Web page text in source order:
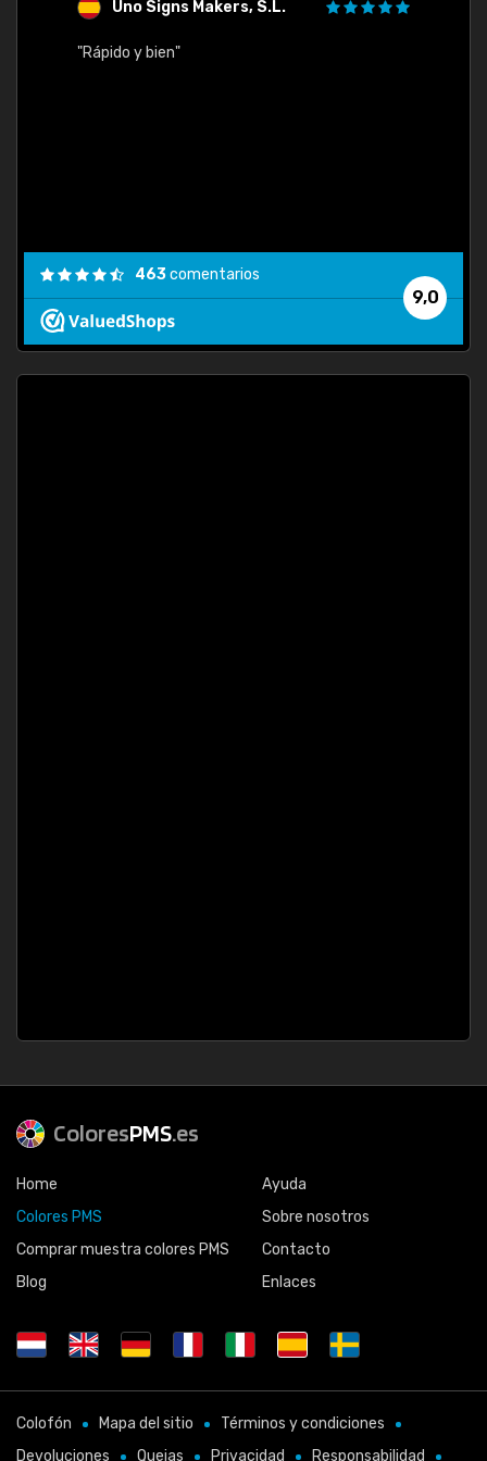
Uno Signs Makers, S.L.
"Rápido y bien"
9,0
463comentarios
ColoresPMS.es
Home
Colores PMS
Comprar muestra colores PMS
Blog
Ayuda
Sobre nosotros
Contacto
Enlaces
Colofón Mapa del sitio
Términos y condiciones
Devoluciones
Quejas Privacidad Responsabilidad